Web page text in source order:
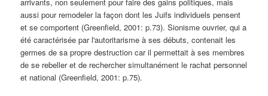
aussi pour remodeler la façon dont les Juifs individuels pensent
et se comportent (Greenfield, 2001: p.73). Sionisme ouvrier, qui a
été caractérisée par l'autoritarisme à ses débuts, contenait les
germes de sa propre destruction car il permettait à ses membres
de se rebeller et de rechercher simultanément le rachat personnel
et national (Greenfield, 2001: p.75).